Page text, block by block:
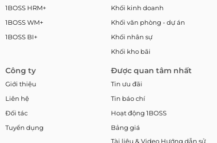
1BOSS HRM+
1BOSS WM+
1BOSS BI+
Khối kinh doanh
Khối văn phòng - dự án
Khối nhân sự
Khối kho bãi
Công ty
Giới thiệu
Liên hệ
Đối tác
Tuyển dụng
Được quan tâm nhất
Tin ưu đãi
Tin báo chí
Hoạt động 1BOSS
Bảng giá
Tài liệu & Video Hướng dẫn sử